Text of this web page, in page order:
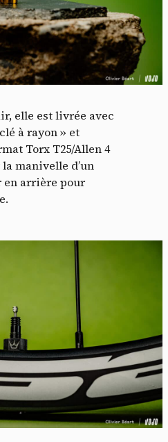
elle est livrée avec
à rayon » et
Torx T25/Allen 4
manivelle d’un
en arrière pour